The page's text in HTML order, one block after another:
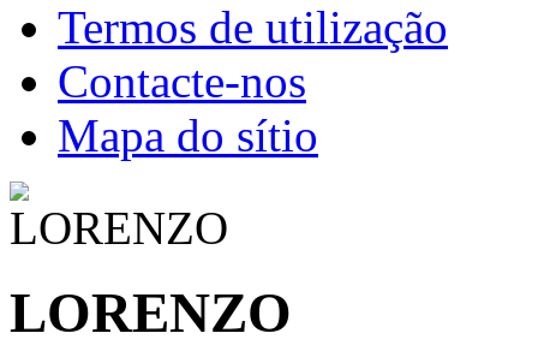
Termos de utilização
Contacte-nos
Mapa do sítio
LORENZO